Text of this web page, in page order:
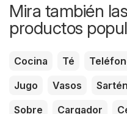
Mira también
productos
Cocina Té
Jugo
Vasos Sartén
Sobre
Cargador